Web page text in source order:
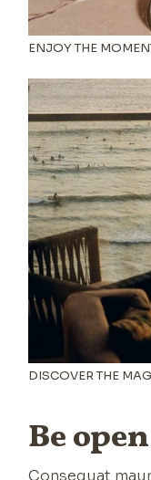
ENJOY THE
DISCOVER THE
Be
Consequat